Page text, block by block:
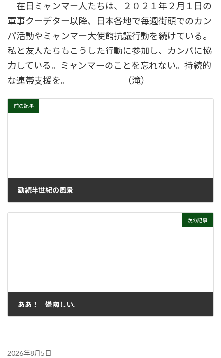
在日ミャンマー人たちは、２０２１年２月１日の
軍事クーデター以降、日本各地で毎週街頭でのカン
パ活動やミャンマー大使館抗議行動を続けている。
私と友人たちもこうした行動に参加し、カンパに協
力している。ミャンマーのことを忘れない。持続的
な連帯支援を。 （滝）
前の記事
勤続半世紀の風景
次の記事
ああ！ 鬱陶しい。
2026年8月5日